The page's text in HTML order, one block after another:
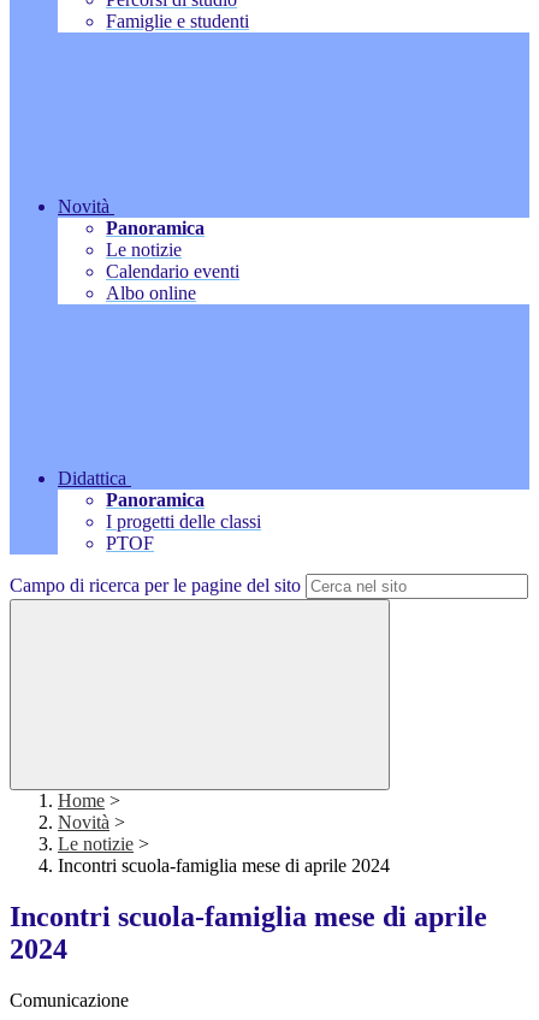
Famiglie e studenti
Novità
Panoramica
Le notizie
Calendario eventi
Albo online
Didattica
Panoramica
I progetti delle classi
PTOF
Campo di ricerca per le pagine del sito
Home >
Novità >
Le notizie >
Incontri scuola-famiglia mese di aprile 2024
Incontri scuola-famiglia mese di aprile
2024
Comunicazione